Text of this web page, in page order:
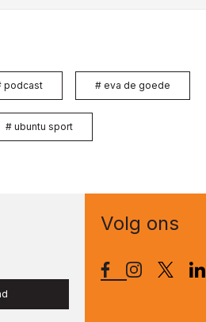
podcast # eva de goede
# ubuntu sport
Volg ons